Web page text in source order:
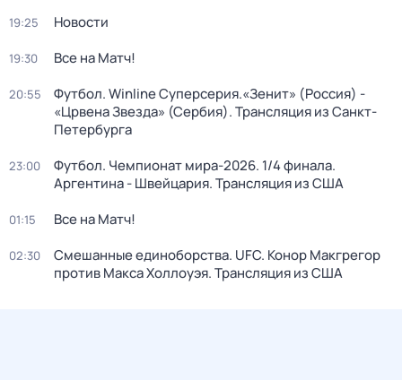
19:25 Новости
19:30 Все на Матч!
20:55
Футбол. Winline Суперсерия.«Зенит» (Россия) -
«Црвена Звезда» (Сербия). Трансляция из Санкт-
Петербурга
23:00
Футбол. Чемпионат мира-2026. 1/4 финала.
Аргентина - Швейцария. Трансляция из США
01:15 Все на Матч!
02:30
Смешанные единоборства. UFC. Конор Макгрегор
против Макса Холлоуэя. Трансляция из США